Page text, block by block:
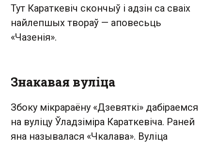
Тут Караткевіч скончыў і адзін са сваіх
найлепшых твораў — аповесьць
«Чазенія».
Знакавая вуліца
Збоку мікрараёну «Дзевяткі» дабіраемся
на вуліцу Ўладзіміра Караткевіча. Раней
яна называлася «Чкалава». Вуліца